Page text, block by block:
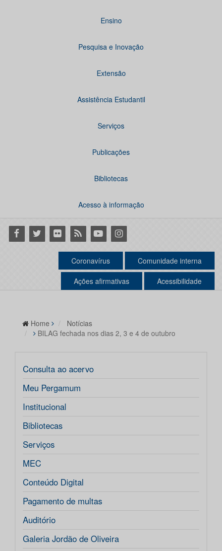
Ensino
Pesquisa e Inovação
Extensão
Assistência Estudantil
Serviços
Publicações
Bibliotecas
Acesso à informação
Facebook
Twitter Flickr RSS YoutubeInstagram
Coronavírus Comunidade interna
Ações afirmativas Acessibilidade
Home
Notícias
BILAG fechada nos dias 2, 3 e 4 de outubro
Consulta ao acervo
Meu Pergamum
Institucional
Bibliotecas
Serviços
MEC
Conteúdo Digital
Pagamento de multas
Auditório
Galeria Jordão de Oliveira